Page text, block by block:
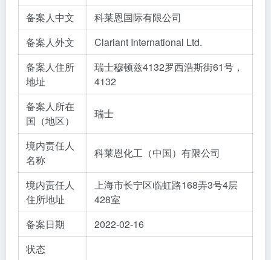
备案人中文
科莱恩国际有限公司
备案人外文
Clariant International Ltd.
备案人住所
地址
瑞士穆顿兹4132罗西浩斯街61号，
4132
备案人所在
国（地区）
瑞士
境内责任人
名称
科莱恩化工（中国）有限公司
境内责任人
住所地址
上海市长宁区临虹路168弄3号4层
428室
备案日期
2022-02-16
状态